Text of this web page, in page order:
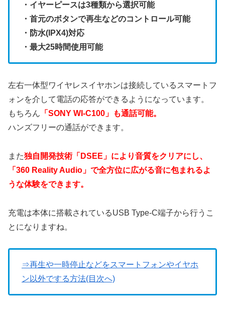
・イヤーピースは3種類から選択可能
・首元のボタンで再生などのコントロール可能
・防水(IPX4)対応
・最大25時間使用可能
左右一体型ワイヤレスイヤホンは接続しているスマートフ
ォンを介して電話の応答ができるようになっています。
もちろん 「SONY WI-C100」も通話可能。
ハンズフリーの通話ができます。
また独自開発技術「DSEE」により音質をクリアにし、
「360 Reality Audio」で全方位に広がる音に包まれるよ
うな体験をできます。
充電は本体に搭載されているUSB Type-C端子から行うこ
とになりますね。
⇒再生や一時停止などをスマートフォンやイヤホ
ン以外でする方法(目次へ)